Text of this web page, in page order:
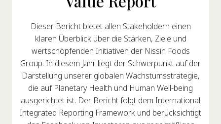
Dieser Bericht bietet allen Stakeholdern einen
klaren Überblick über die Stärken, Ziele und
wertschöpfenden Initiativen der Nissin Foods
Group. In diesem Jahr liegt der Schwerpunkt auf der
Darstellung unserer globalen Wachstumsstrategie,
die auf Planetary Health und Human Well-being
ausgerichtet ist. Der Bericht folgt dem International
Integrated Reporting Framework und berücksichtigt